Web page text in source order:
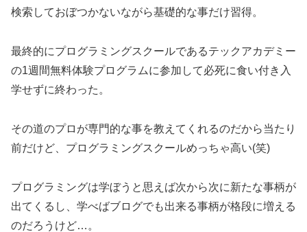
検索しておぼつかないながら基礎的な事だけ習得。
最終的にプログラミングスクールであるテックアカデミー
の1週間無料体験プログラムに参加して必死に食い付き入
学せずに終わった。
その道のプロが専門的な事を教えてくれるのだから当たり
前だけど、プログラミングスクールめっちゃ高い(笑)
プログラミングは学ぼうと思えば次から次に新たな事柄が
出てくるし、学べばブログでも出来る事柄が格段に増える
のだろうけど…。